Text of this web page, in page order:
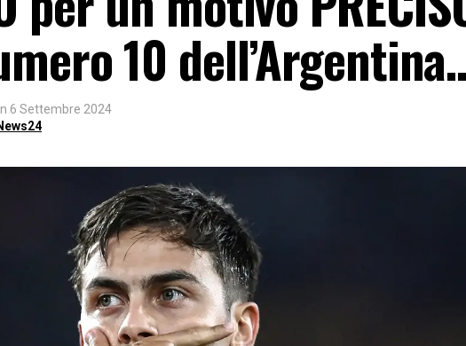
10
6 Settembre 2024